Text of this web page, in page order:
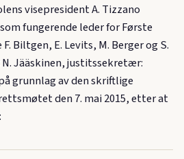
visepresident A. Tizzano
fungerende leder for Første
Biltgen, E. Levits, M. Berger og S.
Jääskinen, justitssekretær:
grunnlag av den skriftlige
den 7. mai 2015, etter at